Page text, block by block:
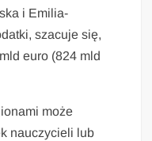
i Emilia-
szacuje się,
euro (824 mld
może
nauczycieli lub